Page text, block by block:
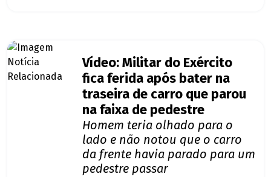
Vídeo: Militar do Exército
fica ferida após bater na
traseira de carro que parou
na faixa de pedestre
Homem teria olhado para o
lado e não notou que o carro
da frente havia parado para um
pedestre passar